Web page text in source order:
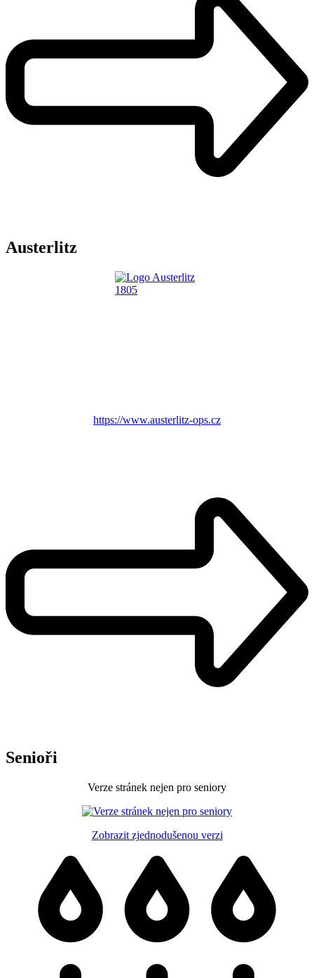
Austerlitz
https://www.austerlitz-ops.cz
Senioři
Verze stránek nejen pro seniory
Zobrazit zjednodušenou verzi